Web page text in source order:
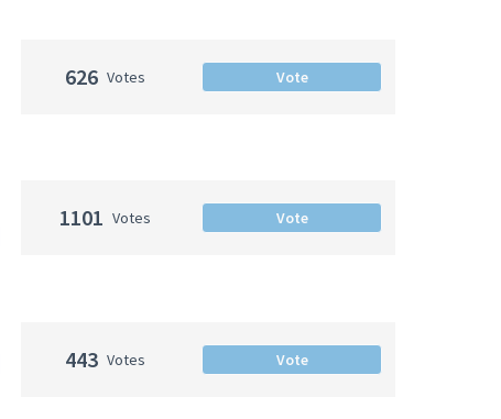
626 Votes Vote
1101 Votes Vote
443 Votes Vote